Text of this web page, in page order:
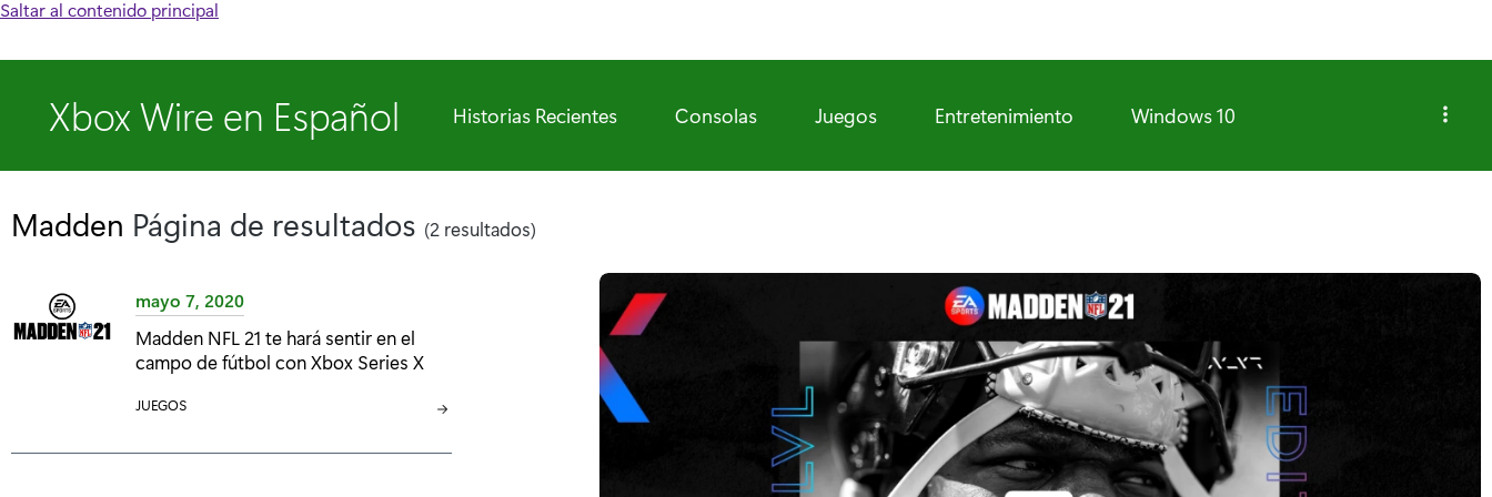
Saltar al contenido principal
Xbox Wire en Español Historias Recientes Consolas Juegos Entretenimiento Windows 10
Madden Página de resultados (2 resultados)
mayo 7, 2020
Madden NFL 21 te hará sentir en el
campo de fútbol con Xbox Series X
C
T
JUEGOS